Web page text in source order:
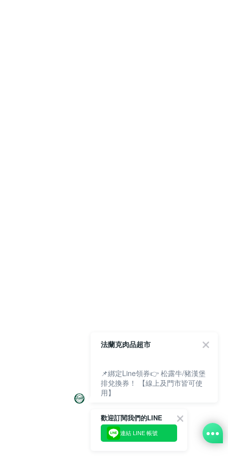
法蘭克肉品超市
📌綁定Line領券👉 松露牛/豬漢堡
排兌換券！ 【線上及門市皆可使
用】
歡迎訂閱我們的LINE
連結 LINE 帳號